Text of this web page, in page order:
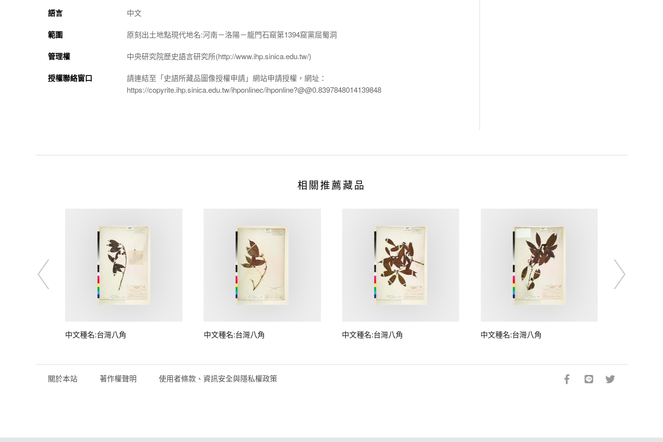
語言 中文
範圍 原刻出土地點現代地名:河南－洛陽－龍門石窟第1394窟黨屈蜀洞
管理權 中央研究院歷史語言研究所(http://www.ihp.sinica.edu.tw/)
授權聯絡窗口
請連結至「史語所藏品圖像授權申請」網站申請授權，網址：
https://copyrite.ihp.sinica.edu.tw/ihponlinec/ihponline?@@0.8397848014139848
相關推薦藏品
中文種名:台灣八角 中文種名:台灣八角 中文種名:台灣八角 中文種名:台灣八角
關於本站 著作權聲明 使用者條款、資訊安全與隱私權政策